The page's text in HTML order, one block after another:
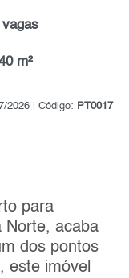
vagas
m²
2026 | Código: PT0017
para
Norte, acaba
dos pontos
este imóvel